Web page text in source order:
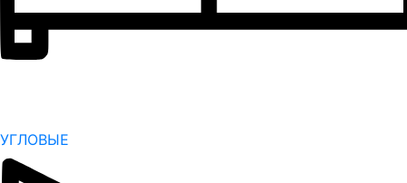
УГЛОВЫЕ